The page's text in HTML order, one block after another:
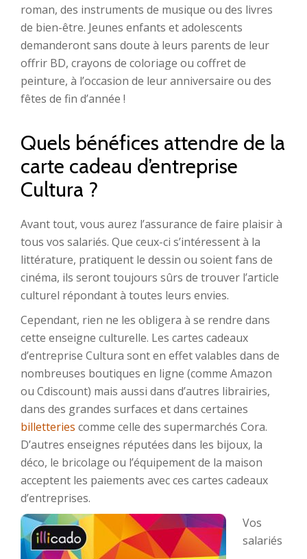
roman, des instruments de musique ou des livres
de bien-être. Jeunes enfants et adolescents
demanderont sans doute à leurs parents de leur
offrir BD, crayons de coloriage ou coffret de
peinture, à l’occasion de leur anniversaire ou des
fêtes de fin d’année !
Quels bénéfices attendre de la
carte cadeau d’entreprise
Cultura ?
Avant tout, vous aurez l’assurance de faire plaisir à
tous vos salariés. Que ceux-ci s’intéressent à la
littérature, pratiquent le dessin ou soient fans de
cinéma, ils seront toujours sûrs de trouver l’article
culturel répondant à toutes leurs envies.
Cependant, rien ne les obligera à se rendre dans
cette enseigne culturelle. Les cartes cadeaux
d’entreprise Cultura sont en effet valables dans de
nombreuses boutiques en ligne (comme Amazon
ou Cdiscount) mais aussi dans d’autres librairies,
dans des grandes surfaces et dans certaines
billetteries comme celle des supermarchés Cora.
D’autres enseignes réputées dans les bijoux, la
déco, le bricolage ou l’équipement de la maison
acceptent les paiements avec ces cartes cadeaux
d’entreprises.
Vos
salariés